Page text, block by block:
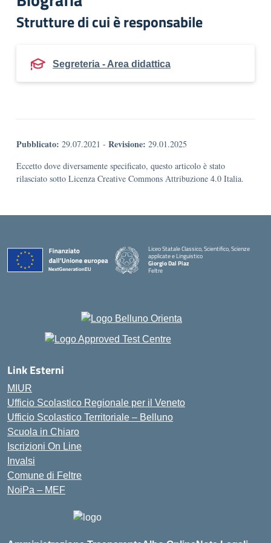
Strutture di cui è responsabile
Segreteria - Area didattica
Pubblicato: 29.07.2021 - Revisione: 29.01.2025
Eccetto dove diversamente specificato, questo articolo è stato
rilasciato sotto Licenza Creative Commons Attribuzione 4.0 Italia.
Liceo Statale Classico, Scientifico, Scienze
applicate e Linguistico
Giorgio Dal Piaz
Feltre
Link Esterni
MIUR
Ufficio Scolastico Regionale per il Veneto
Ufficio Scolastico Territoriale – Belluno
Scuola in Chiaro
Iscrizioni On Line
Invalsi
Comune di Feltre
NoiPa – MEF